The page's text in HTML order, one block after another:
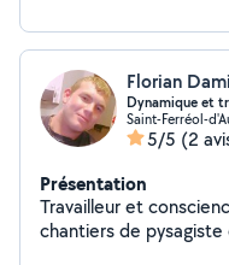
Florian
Dynamique et
Saint-Ferréol-
5/5 (2
Présentation
Travailleur et
chantiers de